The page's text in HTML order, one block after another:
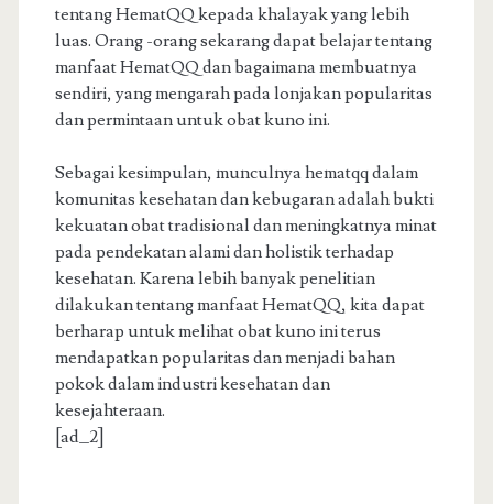
tentang HematQQ kepada khalayak yang lebih
luas. Orang -orang sekarang dapat belajar tentang
manfaat HematQQ dan bagaimana membuatnya
sendiri, yang mengarah pada lonjakan popularitas
dan permintaan untuk obat kuno ini.
Sebagai kesimpulan, munculnya hematqq dalam
komunitas kesehatan dan kebugaran adalah bukti
kekuatan obat tradisional dan meningkatnya minat
pada pendekatan alami dan holistik terhadap
kesehatan. Karena lebih banyak penelitian
dilakukan tentang manfaat HematQQ, kita dapat
berharap untuk melihat obat kuno ini terus
mendapatkan popularitas dan menjadi bahan
pokok dalam industri kesehatan dan
kesejahteraan.
[ad_2]